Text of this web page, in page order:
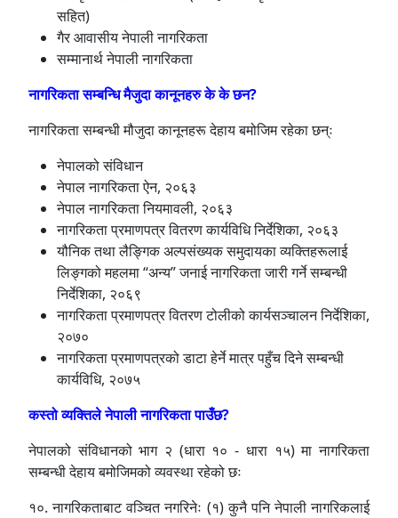
सहित)
गैर आवासीय नेपाली नागरिकता
सम्मानार्थ नेपाली नागरिकता
नागरिकता सम्बन्धि मैजुदा कानूनहरु के के छन?
नागरिकता सम्बन्धी मौजुदा कानूनहरू देहाय बमोजिम रहेका छन्ः
नेपालको संविधान
नेपाल नागरिकता ऐन, २०६३
नेपाल नागरिकता नियमावली, २०६३
नागरिकता प्रमाणपत्र वितरण कार्यविधि निर्देशिका, २०६३
यौनिक तथा लैङ्गिक अल्पसंख्यक समुदायका व्यक्तिहरूलाई
लिङ्गको महलमा “अन्य” जनाई नागरिकता जारी गर्ने सम्बन्धी
निर्देशिका, २०६९
नागरिकता प्रमाणपत्र वितरण टोलीको कार्यसञ्चालन निर्देशिका,
२०७०
नागरिकता प्रमाणपत्रको डाटा हेर्ने मात्र पहुँच दिने सम्बन्धी
कार्यविधि, २०७५
कस्तो व्यक्तिले नेपाली नागरिकता पाउँछ?
नेपालको संविधानको भाग २ (धारा १० - धारा १५) मा नागरिकता
सम्बन्धी देहाय बमोजिमको व्यवस्था रहेको छः
१०. नागरिकताबाट वञ्चित नगरिनेः (१) कुनै पनि नेपाली नागरिकलाई